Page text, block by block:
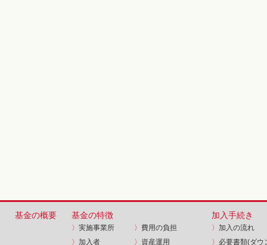
基金の概要 基金の特徴
〉 実施事業所 〉 費用の負担
〉 加入者 〉 資産運用
加入手続き
〉 加入の流れ
〉 必要書類(ダウ